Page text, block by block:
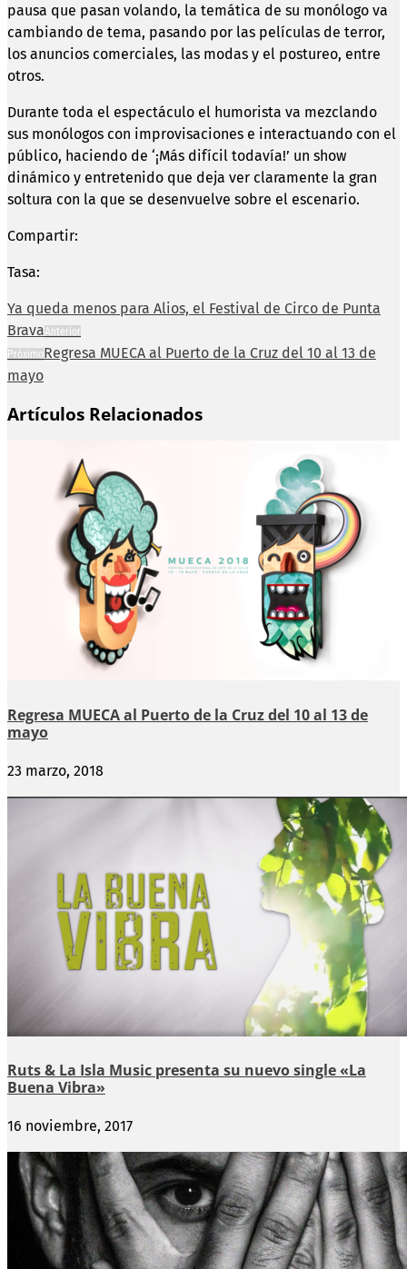
pausa que pasan volando, la temática de su monólogo va
cambiando de tema, pasando por las películas de terror,
los anuncios comerciales, las modas y el postureo, entre
otros.
Durante toda el espectáculo el humorista va mezclando
sus monólogos con improvisaciones e interactuando con el
público, haciendo de ‘¡Más difícil todavía!’ un show
dinámico y entretenido que deja ver claramente la gran
soltura con la que se desenvuelve sobre el escenario.
Compartir:
Tasa:
Ya queda menos para Alios, el Festival de Circo de Punta
BravaAnterior
PróximoRegresa MUECA al Puerto de la Cruz del 10 al 13 de
mayo
Artículos Relacionados
Regresa MUECA al Puerto de la Cruz del 10 al 13 de
mayo
23 marzo, 2018
Ruts & La Isla Music presenta su nuevo single «La
Buena Vibra»
16 noviembre, 2017